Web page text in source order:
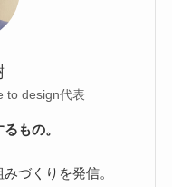
to design代表
もの。
づくりを発信。